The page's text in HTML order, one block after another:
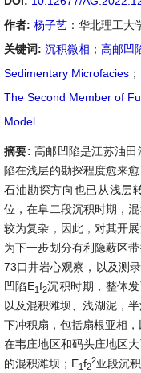
作者: 杨子艺 ：华北理工大
关键词: 沉积微相 ； 高邮凹
Sedimentary Microfacies ；
The Second Member of
Model
摘要: 高邮凹陷是江苏油
陷在浅层的勘探程度愈来
石油勘探方向也已从浅层
位，在阜二段沉积时期，
较为复杂，因此，对其开
为下一步划分有利隐蔽区
73口井岩心观察，以及测
凹陷E1f2沉积时期，整体
以及混积滩坝、浅湖泥，
下冲积扇，包括扇根亚相
在韦庄地区和码头庄地区
的混积滩坝；E1f2
2亚段沉